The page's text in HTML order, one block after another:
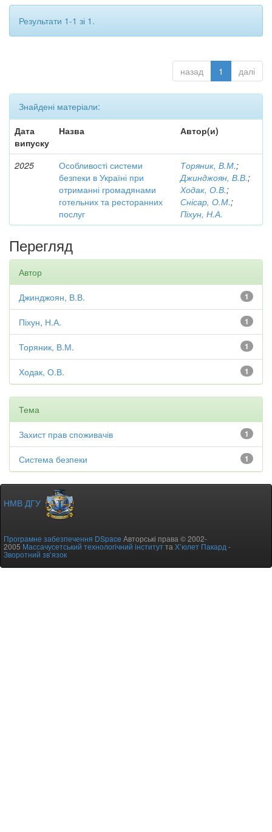
Результати 1-1 зі 1.
назад 1 далі
Знайдені матеріали:
Дата
випуску
Назва Автор(и)
2025
Особливості системи
безпеки в Україні при
отриманні громадянами
готельних та ресторанних
послуг
Торяник, В.М.;
Джинджоян, В.В.;
Ходак, О.В.;
Снісар, О.М.;
Піхун, Н.А.
Перегляд
Автор
1
Джинджоян, В.В.
1
Піхун, Н.А.
1
Торяник, В.М.
1
Ходак, О.В.
Тема
1
Захист прав споживачів
1
Система безпеки
НМВ ДГУ
Програмне забезпечення DSpace Авторські права © 2002-
2005Массачусетський технологічний інститутта Х’юлет Пакард -
Зворотний зв’язок